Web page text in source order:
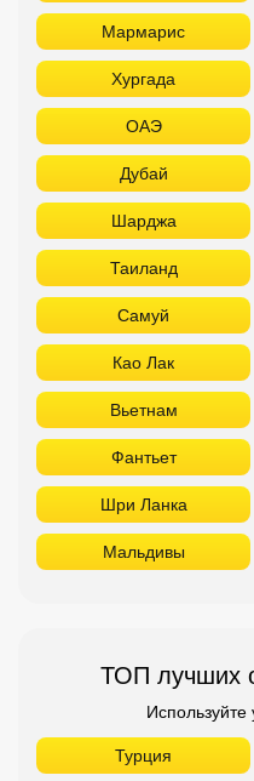
Мармарис
Хургада
ОАЭ
Дубай
Шарджа
Таиланд
Самуй
Као Лак
Вьетнам
Фантьет
Шри Ланка
Мальдивы
ТОП лучших
Турция